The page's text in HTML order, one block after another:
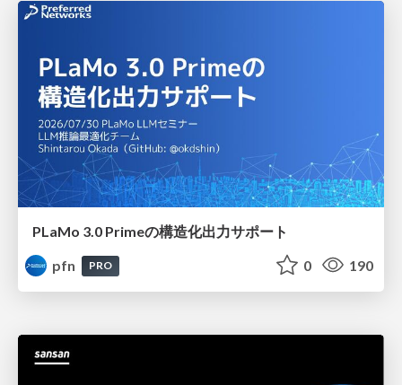
PLaMo 3.0 Primeの構造化出力サポート
pfn
PRO 0 190